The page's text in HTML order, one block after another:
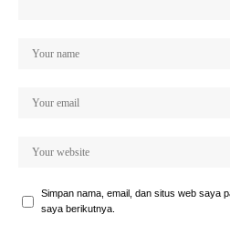
Simpan nama, email, dan situs web saya
saya berikutnya.